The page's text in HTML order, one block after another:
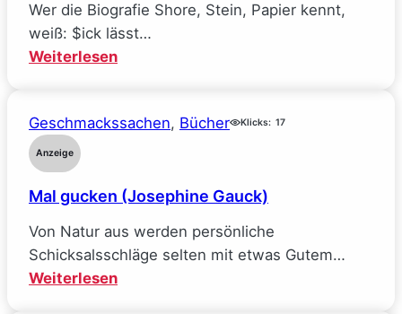
alle
meine
Ideale
(Sarah
Wer die Biografie Shore, Stein, Papier kennt,
weiß: $ick lässt…
Weiterlesen:
Geschmackssachen, Bücher Klicks: 17
Anzeige
Mal gucken (Josephine Gauck)
Von Natur aus werden persönliche
Schicksalsschläge selten mit etwas Gutem…
Weiterlesen: